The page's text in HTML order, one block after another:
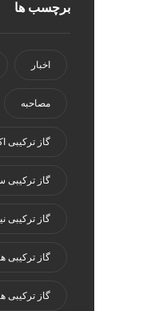
برچسب ها
اخبار
مصاحبه
گاز ترکیبی
گاز ترکیبی
گاز ترکیبی
گاز ترکیبی
گاز ترکیبی